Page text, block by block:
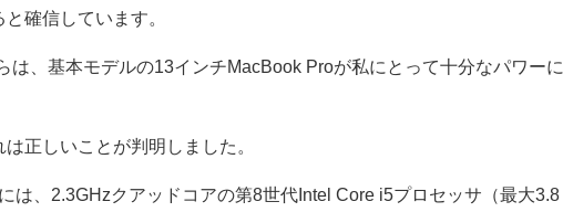
確信しています。
は、基本モデルの13インチMacBook Proが私にとって十分なパワーに
正しいことが判明しました。
は、2.3GHzクアッドコアの第8世代Intel Core i5プロセッサ（最大3.8